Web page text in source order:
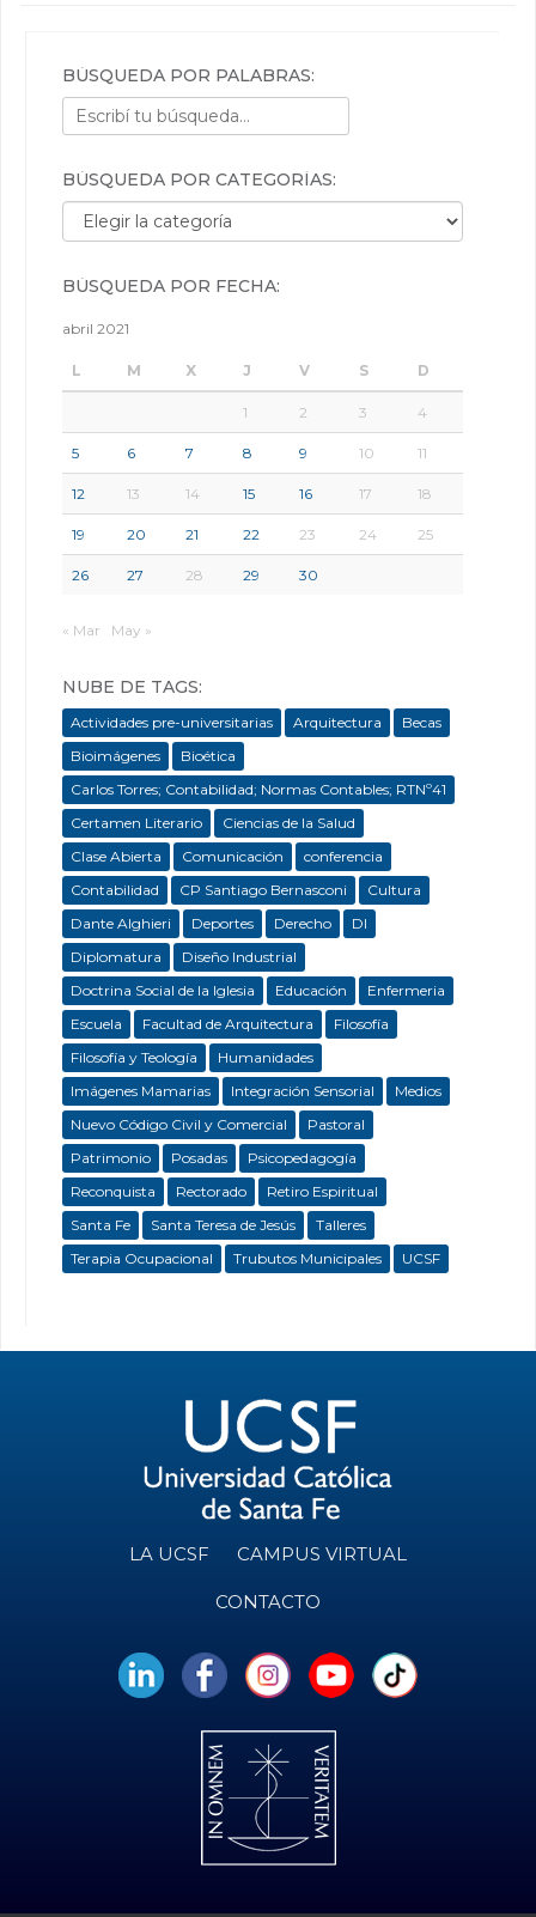
BÚSQUEDA POR PALABRAS:
BÚSQUEDA POR CATEGORÍAS:
Búsqueda por categorías:
BÚSQUEDA POR FECHA:
abril 2021
L M X J V S D
1 2 3 4
5 6 7 8 9 10 11
12 13 14 15 16 17 18
19 20 21 22 23 24 25
26 27 28 29 30
« Mar May »
NUBE DE TAGS:
Actividades pre-universitarias Arquitectura
Becas
Bioimágenes
Bioética
Carlos Torres; Contabilidad; Normas Contables; RTNº41
Certamen Literario
Ciencias de la Salud
Clase Abierta
Comunicación
conferencia
Contabilidad
CP Santiago Bernasconi
Cultura
Dante Alghieri
Deportes Derecho
DI
Diplomatura
Diseño Industrial
Doctrina Social de la Iglesia
Educación
Enfermeria
Escuela
Facultad de Arquitectura
Filosofía
Filosofía y Teología
Humanidades
Imágenes Mamarias
Integración Sensorial
Medios
Nuevo Código Civil y Comercial
Pastoral
Patrimonio
Posadas
Psicopedagogía
Reconquista
Rectorado
Retiro Espiritual
Santa Fe
Santa Teresa de Jesús
Talleres
Terapia Ocupacional
Trubutos Municipales UCSF
LA UCSF CAMPUS VIRTUAL
CONTACTO